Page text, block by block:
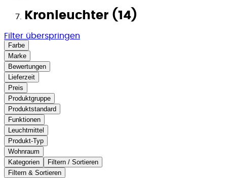
Kronleuchter (14)
Filter überspringen
Farbe
Marke
Bewertungen
Lieferzeit
Preis
Produktgruppe
Produktstandard
Funktionen
Leuchtmittel
Produkt-Typ
Wohnraum
Kategorien
Filtern / Sortieren
Filtern & Sortieren